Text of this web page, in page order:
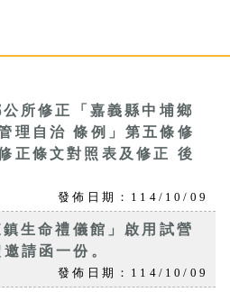
所修正「嘉義縣中埔鄉
理自治 條例」第五條修
正條文對照表及修正 後
發佈日期：114/10/09
生命禮儀館」啟用試營
請函一份。
發佈日期：114/10/09